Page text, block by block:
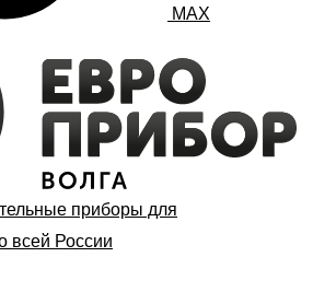
MAX
приборы для
всей России